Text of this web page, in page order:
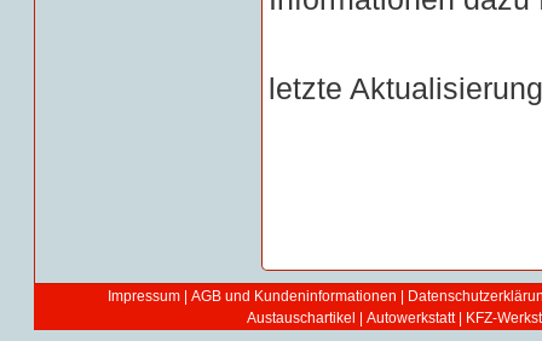
letzte
Impressum AGB und Kundeninformationen
Austauschartikel
Autowerkstatt | KFZ-